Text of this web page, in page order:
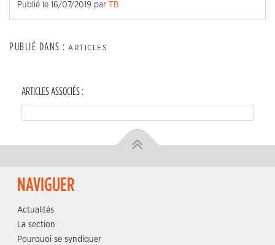
Publié le 16/07/2019 par TB
PUBLIÉ DANS : ARTICLES
ARTICLES ASSOCIÉS :
NAVIGUER
Actualités
La section
Pourquoi se syndiquer